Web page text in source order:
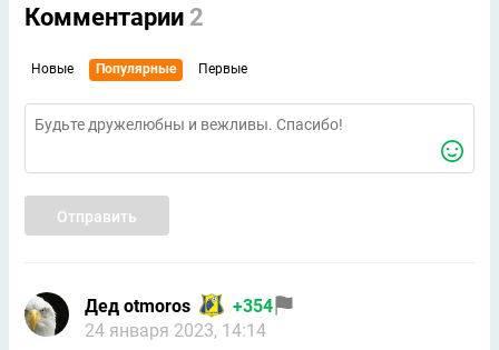
Комментарии 2
Новые Популярные Первые
Отправить
Дед otmoros
+354
24 января 2023, 14:14